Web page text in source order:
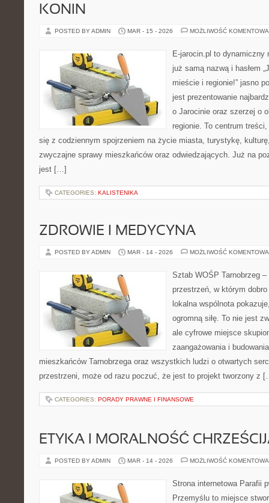
KONIN
POSTED BY ADMIN MAR - 15 - 2026 MOŻLIWOŚĆ
E-jarocin.pl to dynamiczny
już samą nazwą i hasłem
mieście i regionie!” jasno
jest prezentowanie
o Jarocinie oraz szerzej o
regionie. To centrum
się z codziennym spojrzeniem na życie miasta, turystykę,
zwyczajne sprawy mieszkańców oraz odwiedzających. Już na
jest […]
CATEGORIES: KALISTENIKA
ZDROWIE I MEDYCYNA
POSTED BY ADMIN MAR - 14 - 2026 MOŻLIWOŚĆ
Sztab WOŚP Tarnobrzeg
przestrzeń, w którym
lokalna wspólnota
ogromną siłę. To nie jest
ale cyfrowe miejsce
zaangażowania i
mieszkańców Tarnobrzega oraz wszystkich ludzi o otwartych
przestrzeni, może od razu poczuć, że jest to projekt tworzony z
CATEGORIES: PORADY PRAWNE I FINANSOWE
ETYKA I MORALNOŚĆ
POSTED BY ADMIN MAR - 14 - 2026 MOŻLIWOŚĆ
Strona internetowa Parafii
Przemyślu to miejsce